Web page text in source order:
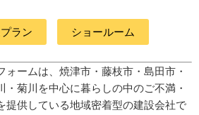
ラン ショールーム
ォームは、焼津市・藤枝市・島田市・
・菊川 を中心に暮らしの中のご不満・
提供している地域密着型の建設会社で